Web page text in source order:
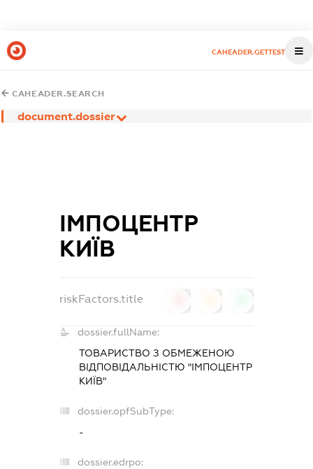
CAHEADER.GETTEST
CAHEADER.SEARCH
document.dossier
ІМПОЦЕНТР
КИЇВ
riskFactors.title
dossier.fullName:
ТОВАРИСТВО З ОБМЕЖЕНОЮ
ВІДПОВІДАЛЬНІСТЮ "ІМПОЦЕНТР
КИЇВ"
dossier.opfSubType:
-
dossier.edrpo: